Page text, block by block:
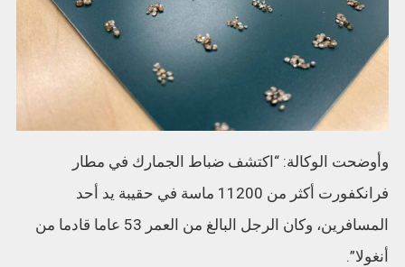
وأوضحت الوكالة: “اكتشف ضباط الجمارك في مطار
فرانكفورت أكثر من 11200 ماسة في حقيبة يد أحد
المسافرين، وكان الرجل البالغ من العمر 53 عاما قادما من
أنغولا”.